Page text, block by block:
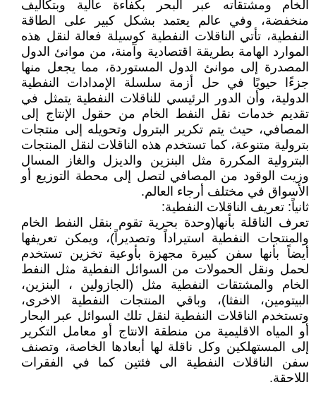
الخام ومشتقاته عبر البحر بكفاءة عالية وبتكاليف
منخفضة، وفي عالم يعتمد بشكل كبير على الطاقة
النفطية، تأتي الناقلات النفطية كوسيلة فعالة لنقل هذه
الموارد الهامة بطريقة اقتصادية وآمنة، من موانئ الدول
المصدرة إلى موانئ الدول المستوردة، مما يجعل منها
جزءًا حيويًا في حل أزمة سلسلة الإمدادات النفطية
الدولية، وأن الدور الرئيسي للناقلات النفطية يتمثل في
تقديم خدمات نقل النفط الخام من حقول الإنتاج إلى
المصافي، حيث يتم تكرير البترول وتحويله إلى منتجات
بترولية متنوعة، كما تستخدم هذه الناقلات لنقل المنتجات
البترولية المكررة مثل البنزين والديزل والغاز المسال
وزيت الوقود من المصافي لتصل إلى محطة التوزيع أو
الأسواق في مختلف أرجاء العالم.
ثانياً: تعريف الناقلات النفطية:
تعرف الناقلة بأنها(وحدة بحرية تقوم بنقل النفط الخام
والمنتجات النفطية استيراداً وتصديراً)، ويمكن تعريفها
أيضاً بأنها سفن كبيرة مجهزة بأوعية تخزين تستخدم
لحمل ونقل الحمولات من السوائل النفطية مثل النفط
الخام والمشتقات النفطية مثل (الجازولين ، البنزين،
البيتومين، النفثا)، وباقي المنتجات النفطية الاخرى،
وتستخدم الناقلات النفطية لنقل تلك السوائل عبر البحار
أو المياه الاقليمية من منطقة الانتاج أو معامل التكرير
إلى المستهلكين وكل ناقلة لها أبعادها الخاصة، وتصنف
سفن الناقلات النفطية الى فئتين كما في الفقرات
اللاحقة.